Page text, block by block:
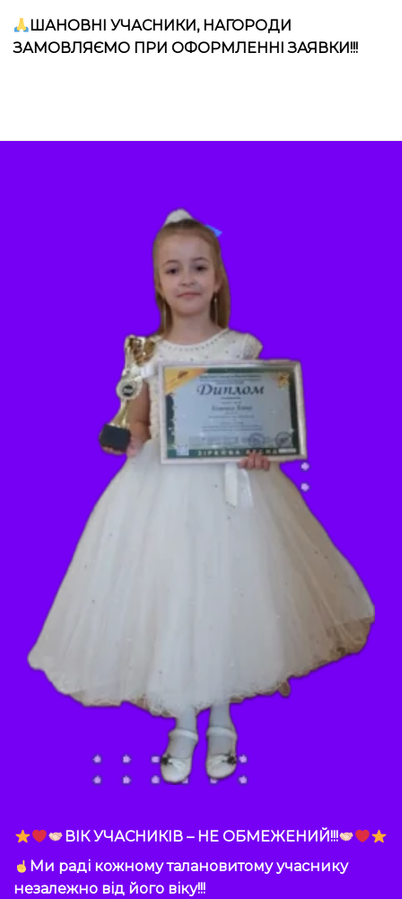
ШАНОВНІ УЧАСНИКИ, НАГОРОДИ
ЗАМОВЛЯЄМО ПРИ ОФОРМЛЕННІ ЗАЯВКИ!!!
ВІК УЧАСНИКІВ – НЕ ОБМЕЖЕНИЙ!!!
Ми раді кожному талановитому учаснику
незалежно від його віку!!!